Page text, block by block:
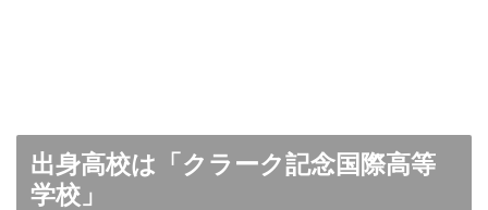
出身高校は「クラーク記念国際高等
学校」